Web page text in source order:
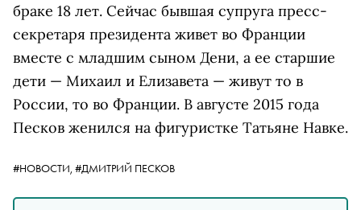
браке 18 лет. Сейчас бывшая супруга пресс-
секретаря президента живет во Франции
вместе с младшим сыном Дени, а ее старшие
дети — Михаил и Елизавета — живут то в
России, то во Франции. В августе 2015 года
Песков женился на фигуристке Татьяне Навке.
#НОВОСТИ, #ДМИТРИЙ ПЕСКОВ